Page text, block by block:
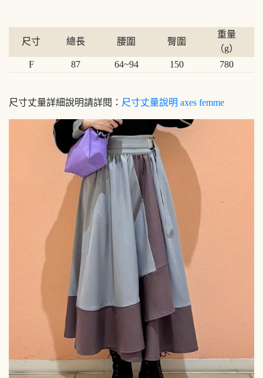
尺寸 總長 腰圍 臀圍
重量
（g）
F
87 64~94 150 780
尺寸丈量詳細說明請詳閱： 尺寸丈量說明 axes femme